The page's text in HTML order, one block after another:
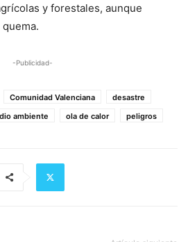
y forestales, aunque
-Publicidad-
Comunidad Valenciana
desastre
ambiente ola de calor peligros